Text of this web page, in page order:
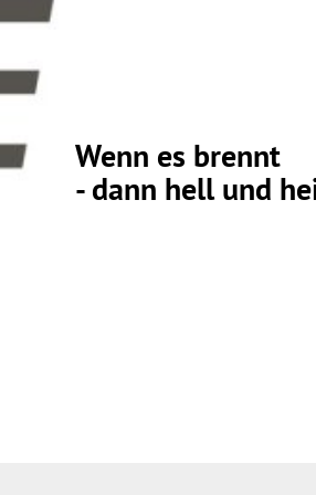
Wenn es brennt
- dann hell und